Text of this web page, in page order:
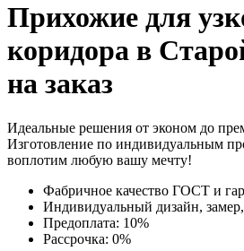
Прихожие для
коридора в
на заказ
Идеальные решения от эконом до
Изготовление по индивидуальным
воплотим любую вашу мечту!
Фабричное качество ГОСТ и
Индивидуальный дизайн, замер,
Предоплата: 10%
Рассрочка: 0%